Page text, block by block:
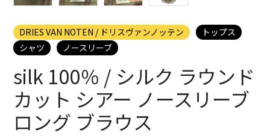
DRIES VAN NOTEN / ドリスヴァンノッテン
トップス
シャツ
ノースリーブ
silk 100％ / シルク ラウンド
カット シアー ノースリーブ
ロング ブラウス